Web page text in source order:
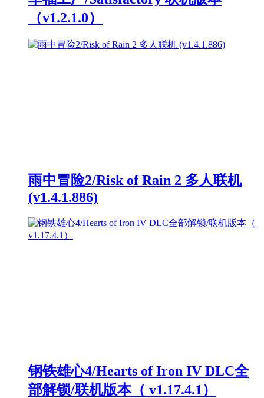
（v1.2.1.0）
雨中冒险2/Risk of Rain 2 多人联机
(v1.4.1.886)
钢铁雄心4/Hearts of Iron IV DLC全
部解锁/联机版本（ v1.17.4.1）